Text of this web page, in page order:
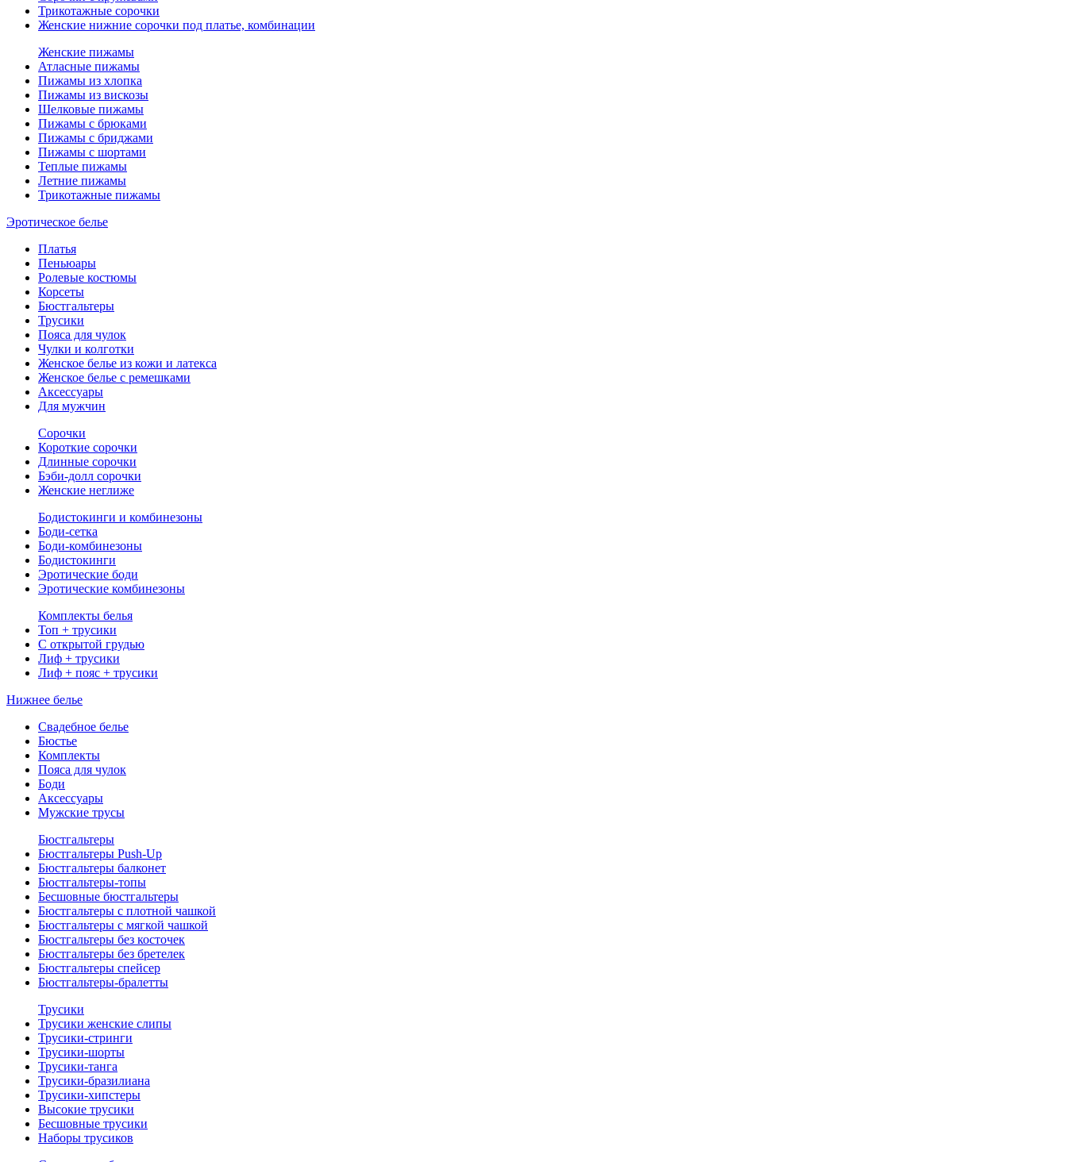
Трикотажные сорочки
Женские нижние сорочки под платье, комбинации
Женские пижамы
Атласные пижамы
Пижамы из хлопка
Пижамы из вискозы
Шелковые пижамы
Пижамы с брюками
Пижамы с бриджами
Пижамы с шортами
Теплые пижамы
Летние пижамы
Трикотажные пижамы
Эротическое белье
Платья
Пеньюары
Ролевые костюмы
Корсеты
Бюстгальтеры
Трусики
Пояса для чулок
Чулки и колготки
Женское белье из кожи и латекса
Женское белье с ремешками
Аксессуары
Для мужчин
Сорочки
Короткие сорочки
Длинные сорочки
Бэби-долл сорочки
Женские неглиже
Бодистокинги и комбинезоны
Боди-сетка
Боди-комбинезоны
Бодистокинги
Эротические боди
Эротические комбинезоны
Комплекты белья
Топ + трусики
С открытой грудью
Лиф + трусики
Лиф + пояс + трусики
Нижнее белье
Свадебное белье
Бюстье
Комплекты
Пояса для чулок
Боди
Аксессуары
Мужские трусы
Бюстгальтеры
Бюстгальтеры Push-Up
Бюстгальтеры балконет
Бюстгальтеры-топы
Бесшовные бюстгальтеры
Бюстгальтеры с плотной чашкой
Бюстгальтеры с мягкой чашкой
Бюстгальтеры без косточек
Бюстгальтеры без бретелек
Бюстгальтеры спейсер
Бюстгальтеры-бралетты
Трусики
Трусики женские слипы
Трусики-стринги
Трусики-шорты
Трусики-танга
Трусики-бразилиана
Трусики-хипстеры
Высокие трусики
Бесшовные трусики
Наборы трусиков